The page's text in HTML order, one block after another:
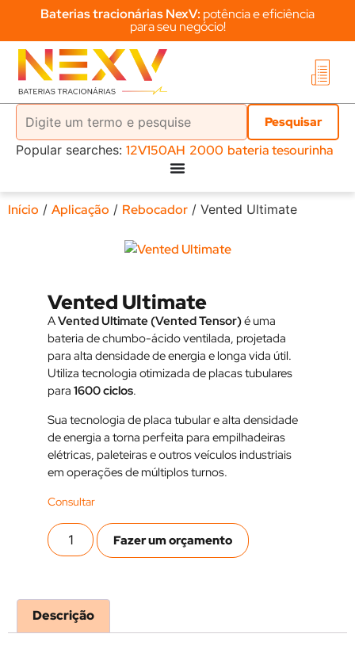
Baterias tracionárias NexV: potência e eficiência
para seu negócio!
Popular searches: 12V150AH 2000 bateria tesourinha
Início / Aplicação / Rebocador / Vented Ultimate
Vented Ultimate
AVented Ultimate (Vented Tensor)é uma
bateria de chumbo-ácido ventilada, projetada
para alta densidade de energia e longa vida útil.
Utiliza tecnologia otimizada de placas tubulares
para 1600 ciclos.
Sua tecnologia de placa tubular e alta densidade
de energia a torna perfeita para empilhadeiras
elétricas, paleteiras e outros veículos industriais
em operações de múltiplos turnos.
Fazer um orçamento
Descrição